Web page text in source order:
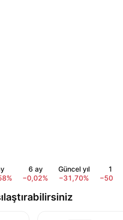
6 ay
−0,02%
Güncel yıl
−31,70%
1 yıl